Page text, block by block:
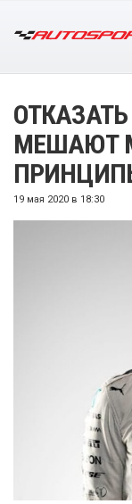
ОТКАЗАТЬ
МЕШАЮТ
19 мая 2020 в 18:30